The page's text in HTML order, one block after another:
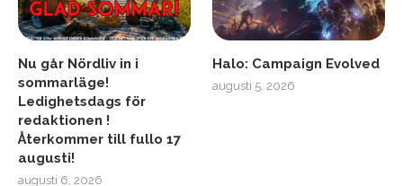
Nu går Nördliv in i
sommarläge!
Ledighetsdags för
redaktionen !
Återkommer till fullo 17
augusti!
augusti 6, 2026
Halo: Campaign Evolved
augusti 5, 2026